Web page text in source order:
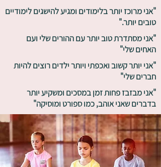
"אני מרוכז יותר בלימודים ומגיע להישגים לימודיים
טובים יותר."
"אני מסתדרת טוב יותר עם ההורים שלי ועם
האחים שלי"
"אני יותר קשוב ואכפתי ויותר ילדים רוצים להיות
חברים שלי"
"אני מבזבז פחות זמן במסכים ומשקיע יותר
בדברים שאני אוהב, כמו ספורט ומוסיקה"